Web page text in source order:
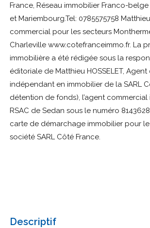
France, Réseau immobilier Franco-belge
et Mariembourg.Tel: 0785575758
commercial pour les secteurs
Charleville www.cotefranceimmo.fr. La
immobilière a été rédigée sous la
éditoriale de Matthieu HOSSELET,
indépendant en immobilier de la SARL
détention de fonds), l’agent commercial
RSAC de Sedan sous le numéro
carte de démarchage immobilier pour
société SARL Côté France.
descriptif